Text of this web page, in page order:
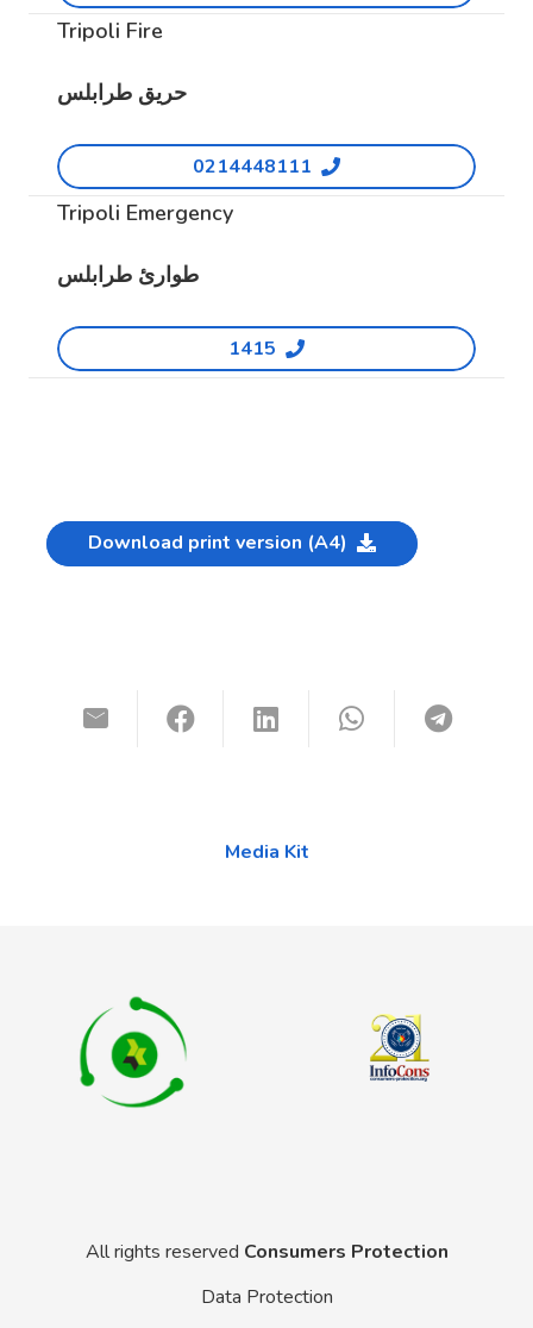
Tripoli Fire
حريق طرابلس
0214448111
Tripoli Emergency
طوارئ طرابلس
1415
Download print version (A4)
Media Kit
All rights reserved Consumers Protection
Data Protection